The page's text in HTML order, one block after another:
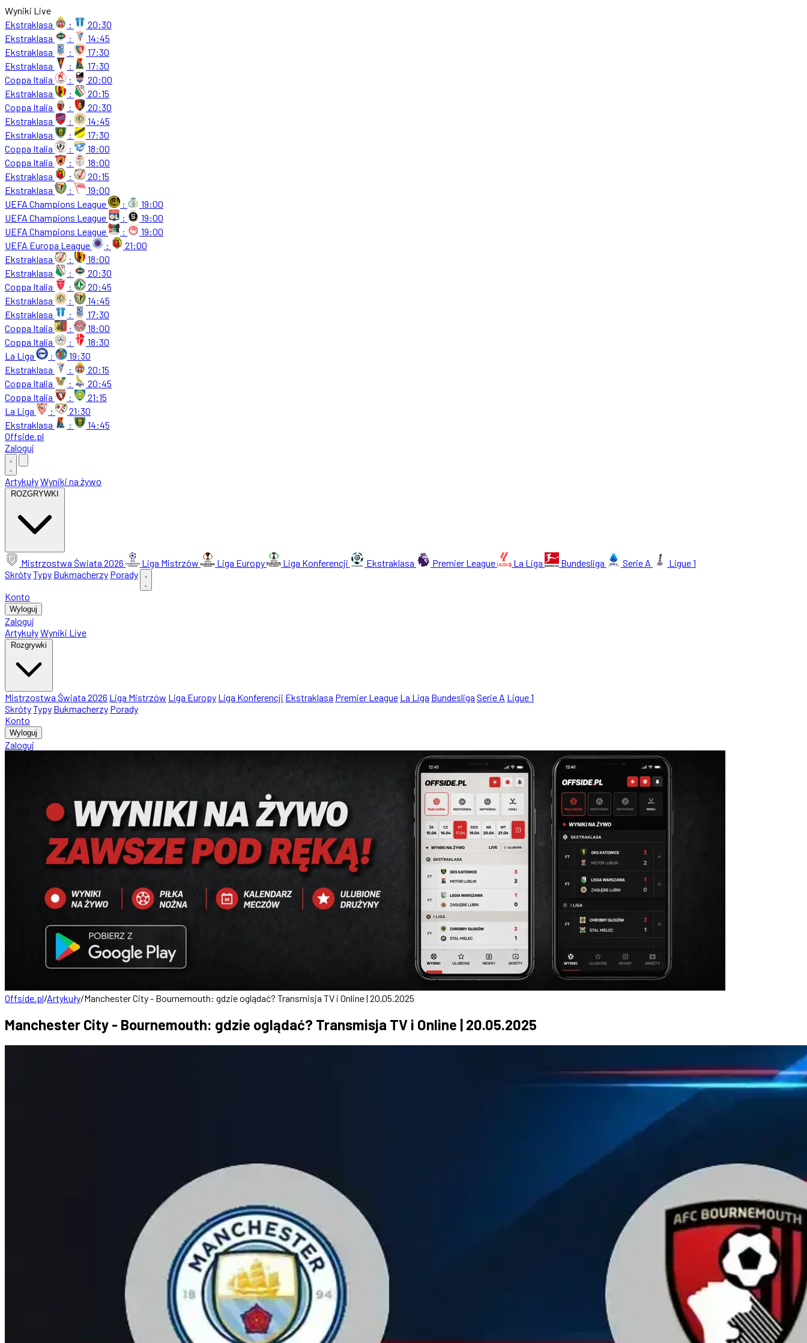
Wyniki Live
Ekstraklasa
:
20:30
Ekstraklasa
:
14:45
Ekstraklasa
:
17:30
Ekstraklasa
:
17:30
Coppa Italia
:
20:00
Ekstraklasa
:
20:15
Coppa Italia
:
20:30
Ekstraklasa
:
14:45
Ekstraklasa
:
17:30
Coppa Italia
:
18:00
Coppa Italia
:
18:00
Ekstraklasa
:
20:15
Ekstraklasa
:
19:00
UEFA Champions League
:
19:00
UEFA Champions League
:
19:00
UEFA Champions League
:
19:00
UEFA Europa League
:
21:00
Ekstraklasa
:
18:00
Ekstraklasa
:
20:30
Coppa Italia
:
20:45
Ekstraklasa
:
14:45
Ekstraklasa
:
17:30
Coppa Italia
:
18:00
Coppa Italia
:
18:30
La Liga
:
19:30
Ekstraklasa
:
20:15
Coppa Italia
:
20:45
Coppa Italia
:
21:15
La Liga
:
21:30
Ekstraklasa
:
14:45
Offside.pl
Zaloguj
ArtykułyWyniki na żywo
ROZGRYWKI
Mistrzostwa Świata 2026 Liga Mistrzów Liga Europy Liga Konferencji Ekstraklasa Premier League La Liga Bundesliga Serie A
Ligue 1
SkrótyTypy Bukmacherzy Porady
Konto
Wyloguj
Zaloguj
ArtykułyWyniki Live
Rozgrywki
Mistrzostwa Świata 2026 Liga Mistrzów Liga Europy Liga Konferencji Ekstraklasa Premier League La Liga Bundesliga Serie A Ligue 1
SkrótyTypy Bukmacherzy Porady
Konto
Wyloguj
Zaloguj
Offside.pl/Artykuły/Manchester City - Bournemouth: gdzie oglądać? Transmisja TV i Online | 20.05.2025
Manchester City - Bournemouth: gdzie oglądać? Transmisja TV i Online | 20.05.2025